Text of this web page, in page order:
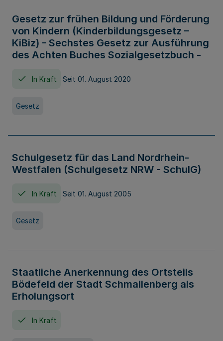
Gesetz zur frühen Bildung und Förderung
von Kindern (Kinderbildungsgesetz –
KiBiz) - Sechstes Gesetz zur Ausführung
des Achten Buches Sozialgesetzbuch -
In Kraft Seit 01. August 2020
Gesetz
Schulgesetz für das Land Nordrhein-
Westfalen (Schulgesetz NRW - SchulG)
In Kraft Seit 01. August 2005
Gesetz
Staatliche Anerkennung des Ortsteils
Bödefeld der Stadt Schmallenberg als
Erholungsort
In Kraft